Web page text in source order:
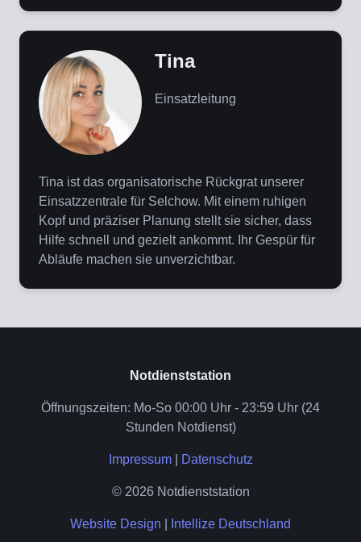
Tina
Einsatzleitung
Tina ist das organisatorische Rückgrat unserer
Einsatzzentrale für Selchow. Mit einem ruhigen
Kopf und präziser Planung stellt sie sicher, dass
Hilfe schnell und gezielt ankommt. Ihr Gespür für
Abläufe machen sie unverzichtbar.
Notdienststation
Öffnungszeiten: Mo-So 00:00 Uhr - 23:59 Uhr (24
Stunden Notdienst)
Impressum| Datenschutz
© 2026 Notdienststation
Website Design Intellize Deutschland